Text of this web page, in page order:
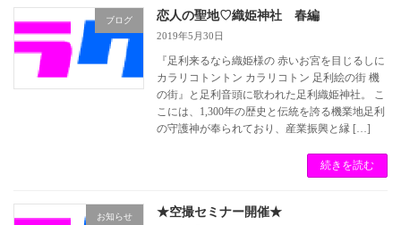
ブログ 恋人の聖地♡織姫神社 春編
2019年5月30日
『足利来るなら織姫様の 赤いお宮を目じるしに
カラリコトントン カラリコトン 足利絵の街 機
の街』と足利音頭に歌われた足利織姫神社。 こ
こには、1,300年の歴史と伝統を誇る機業地足利
の守護神が奉られており、産業振興と縁 […]
続きを読む
お知らせ ★空撮セミナー開催★